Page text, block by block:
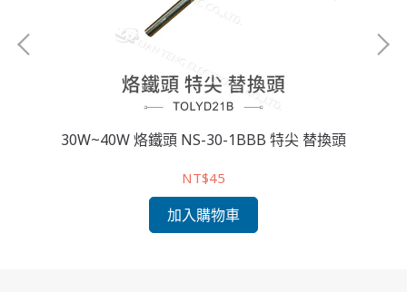
30W~40W 烙鐵頭 NS-30-1BBB 特尖 替換頭
NT$45
加入購物車